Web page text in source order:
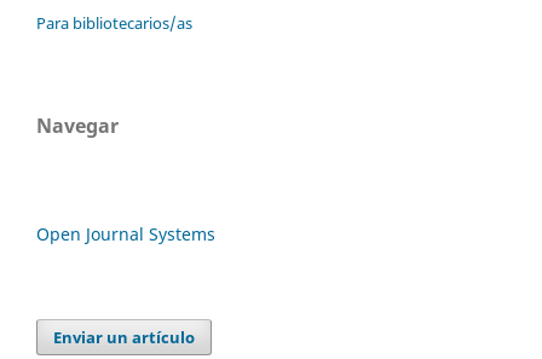
Para bibliotecarios/as
Navegar
Open Journal Systems
Enviar un artículo